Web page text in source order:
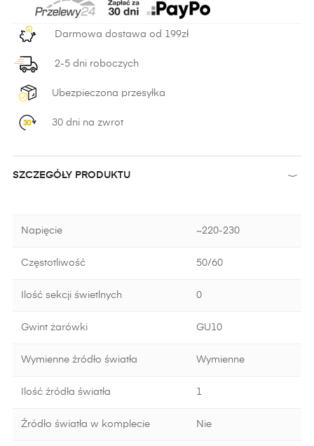
Darmowa dostawa od 199zł
2-5 dni roboczych
Ubezpieczona przesyłka
30 dni na zwrot
SZCZEGÓŁY PRODUKTU
Napięcie ~220-230
Częstotliwość 50/60
Ilość sekcji świetlnych 0
Gwint żarówki GU10
Wymienne źródło światła Wymienne
Ilość źródła światła 1
Źródło światła w komplecie Nie